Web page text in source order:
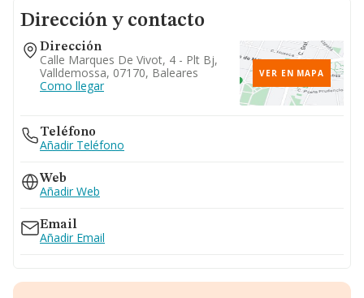
Dirección y contacto
Dirección
Calle Marques De Vivot, 4 - Plt Bj,
Valldemossa, 07170, Baleares
Como llegar
VER EN MAPA
Teléfono
Añadir Teléfono
Web
Añadir Web
Email
Añadir Email